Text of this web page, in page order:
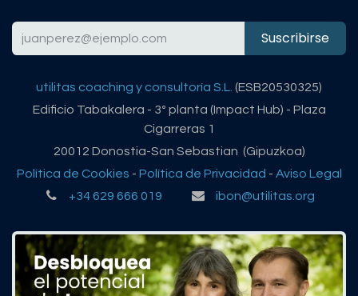
Suscribirse
utilitas coaching y consultoría S.L. (ESB20530325)
Edificio Tabakalera - 3º planta (Impact Hub) - Plaza
Cigarreras 1
20012 Donostia-San Sebastian (Gipuzkoa)
Política de Cookies - Política de Privacidad - Aviso Legal
+34 629 666 019
ibon@utilitas.org